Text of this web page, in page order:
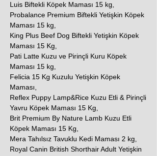
Luis Biftekli Köpek Maması 15 kg,
Probalance Premium Biftekli Yetişkin Köpek
Maması 15 kg,
King Plus Beef Dog Biftekli Yetişkin Köpek
Maması 15 Kg,
Pati Latte Kuzu ve Pirinçli Kuru Köpek
Maması 15 kg,
Felicia 15 Kg Kuzulu Yetişkin Köpek
Maması,
Reflex Puppy Lamp&Rice Kuzu Etli & Pirinçli
Yavru Köpek Maması 15 Kg,
Brit Premium By Nature Lamb Kuzu Etli
Köpek Maması 15 Kg,
Mera Tahılsız Tavuklu Kedi Maması 2 kg,
Royal Canin British Shorthair Adult Yetişkin